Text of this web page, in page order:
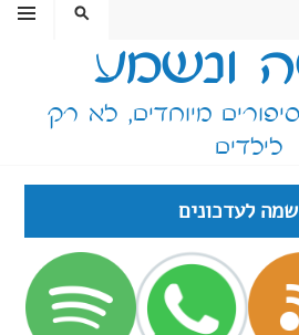
ונשמע
מיוחדים, לא רק
לילדים
תפריט חיפוש
לעדכונים